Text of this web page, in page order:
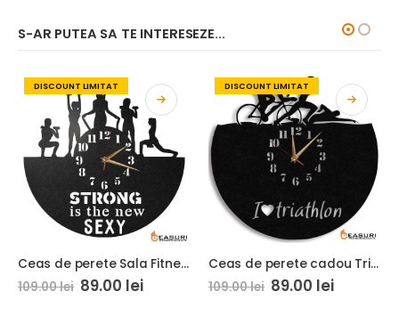
S-AR PUTEA SA TE INTERESEZE...
DISCOUNT LIMITAT
Ceas de perete Sala Fitness Fete 01
109.00lei 89.00 lei
DISCOUNT LIMITAT
Ceas de perete cadou Triatlon 01
109.00lei 89.00 lei